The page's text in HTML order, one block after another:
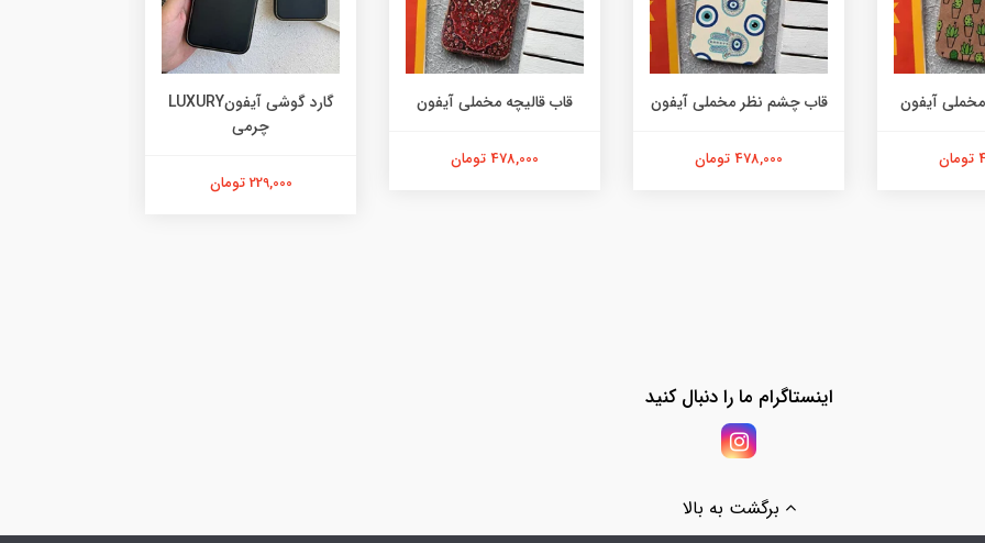
آیفون قاب چشم نظر مخملی آیفون
478,000 تومان
قاب قالیچه مخملی آیفون
478,000 تومان
گارد گوشی آیفونLUXURY
چرمی
229,000 تومان
اینستاگرام ما را دنبال کنید
برگشت به بالا